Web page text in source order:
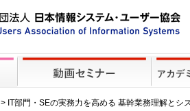
> IT部門・SEの実務力を高める 基幹業務理解とシ